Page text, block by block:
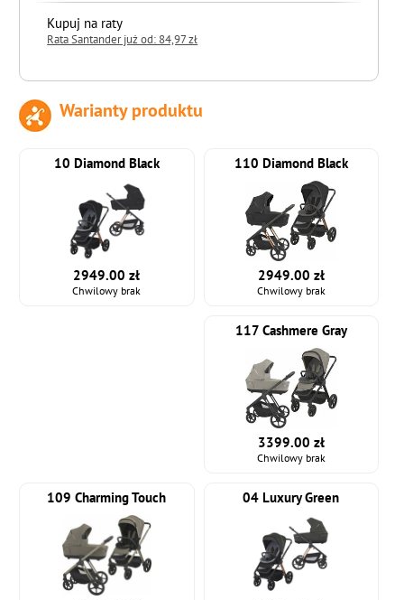
Kupuj na raty
Rata Santander już od: 84,97 zł
do koszyka
Warianty produktu
10 Diamond Black
2949.00 zł
Chwilowy brak
110 Diamond Black
2949.00 zł
Chwilowy brak
117 Cashmere Gray
3399.00 zł
Chwilowy brak
109 Charming Touch 04 Luxury Green